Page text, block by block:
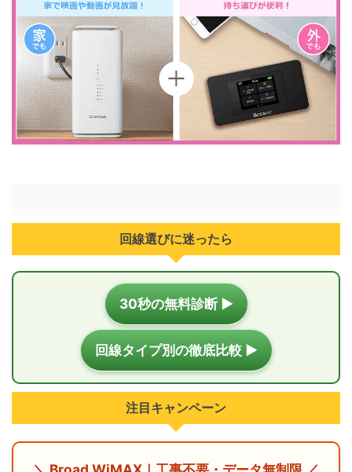
回線選びに迷ったら
30秒の無料診断 ▶
回線タイプ別の徹底比較 ▶
注目キャンペーン